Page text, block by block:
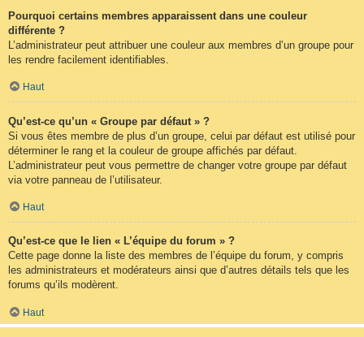
Pourquoi certains membres apparaissent dans une couleur
différente ?
L’administrateur peut attribuer une couleur aux membres d’un groupe pour
les rendre facilement identifiables.
Haut
Qu’est-ce qu’un « Groupe par défaut » ?
Si vous êtes membre de plus d’un groupe, celui par défaut est utilisé pour
déterminer le rang et la couleur de groupe affichés par défaut.
L’administrateur peut vous permettre de changer votre groupe par défaut
via votre panneau de l’utilisateur.
Haut
Qu’est-ce que le lien « L’équipe du forum » ?
Cette page donne la liste des membres de l’équipe du forum, y compris
les administrateurs et modérateurs ainsi que d’autres détails tels que les
forums qu’ils modèrent.
Haut